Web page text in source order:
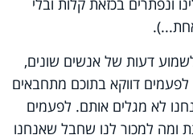
ונפתרים בכזאת קלות ובלי
דעות של אנשים שונים,
דווקא בתוכם מתחבאים
לא מגלים אותם. לפעמים
למכור לנו שחבל שאנחנו